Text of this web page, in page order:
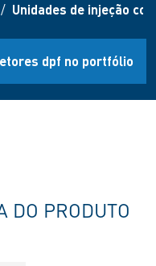
/ Unidades de injeção
dpf no portfólio
DO PRODUTO